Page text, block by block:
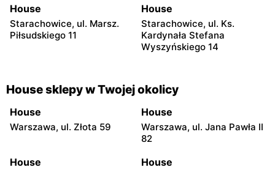
House
Starachowice, ul. Marsz.
Piłsudskiego 11
House
Starachowice, ul. Ks.
Kardynała Stefana
Wyszyńskiego 14
House sklepy w Twojej okolicy
House
Warszawa, ul. Złota 59
House
Warszawa, ul. Jana Pawła II
82
House House